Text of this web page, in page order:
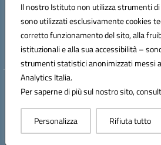
Il nostro Istituto non utilizza strumenti
sono utilizzati esclusivamente cookies
corretto funzionamento del sito, alla
istituzionali e alla sua accessibilità –
strumenti statistici anonimizzati messi
Analytics Italia.
Per saperne di più sul nostro sito,
Personalizza Rifiuta tutto
Posta elettronica certificata (PEC):
Codice fiscale: 91009410902
Codice meccanografico: SSSL030007
Hosting & Powered by 3D
Concept & Design by